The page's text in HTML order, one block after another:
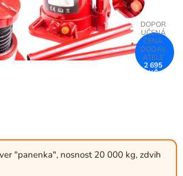
"panenka", nosnost 20 000 kg, zdvih
2 695
KČ